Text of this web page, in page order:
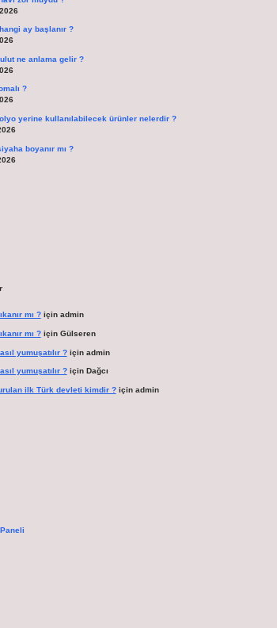
ay başlanır ?
ne anlama gelir ?
?
yerine kullanılabilecek ürünler nelerdir ?
boyanır mı ?
mı ?için admin
mı ?için Gülseren
yumuşatılır ?için admin
yumuşatılır ?için Dağcı
ilk Türk devleti kimdir ?için admin